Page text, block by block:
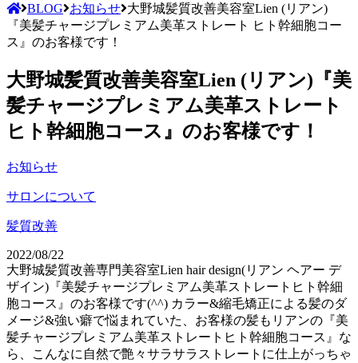
BLOG お知らせ 大野城髪質改善美容室Lien (リアン)
『美髪チャージプレミアム美革ストレート ヒト幹細胞コー
ス』のお客様です！
大野城髪質改善美容室Lien (リアン)『美
髪チャージプレミアム美革ストレート
ヒト幹細胞コース』のお客様です！
お知らせ
サロンについて
髪質改善
2022/08/22
大野城髪質改善専門美容室Lien hair design(リアン ヘアー デ
ザイン)『美髪チャージプレミアム美革ストレートヒト幹細
胞コース』のお客様です(^^) カラー&縮毛矯正による髪のダ
メージ&強い癖で悩まれていた、お客様の髪もリアンの『美
髪チャージプレミアム美革ストレートヒト幹細胞コース』な
ら、こんなに自然で艶々サラサラストレートに仕上がっちゃ